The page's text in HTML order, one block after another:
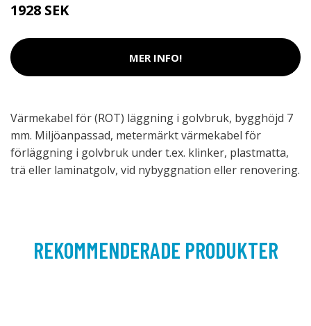
1928 SEK
MER INFO!
Värmekabel för (ROT) läggning i golvbruk, bygghöjd 7
mm. Miljöanpassad, metermärkt värmekabel för
förläggning i golvbruk under t.ex. klinker, plastmatta,
trä eller laminatgolv, vid nybyggnation eller renovering.
REKOMMENDERADE PRODUKTER